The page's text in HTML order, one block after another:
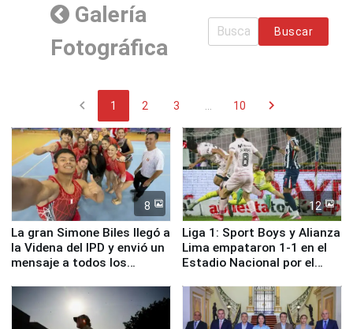
Galería
Fotográfica
Buscar
chevron_left 1 2 3 10 chevron_right
8
La gran Simone Biles llegó a
la Videna del IPD y envió un
mensaje a todos los
12
Liga 1: Sport Boys y Alianza
Lima empataron 1-1 en el
Estadio Nacional por el